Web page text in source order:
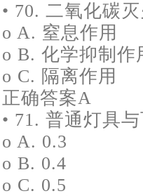
• 70. 二氧化碳
o A. 窒息作用
o B. 化学抑制作
o C. 隔离作用
正确答案A
• 71. 普通灯具
o A. 0.3
o B. 0.4
o C. 0.5